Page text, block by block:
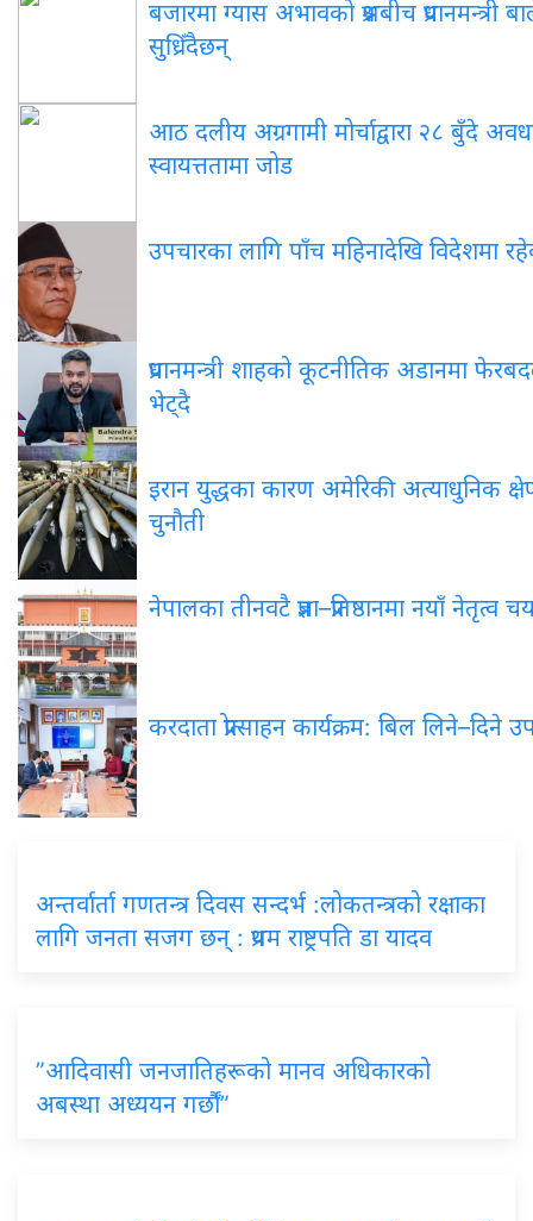
बजारमा ग्यास अभावको प्रश्नबीच
सुध्रिँदैछन्
आठ दलीय अग्रगामी मोर्चाद्वारा २८ बुँदे
स्वायत्ततामा जोड
उपचारका लागि पाँच महिनादेखि विदेशमा
प्रधानमन्त्री शाहको कूटनीतिक अडानमा
भेट्दै
इरान युद्धका कारण अमेरिकी अत्याधुनिक
चुनौती
नेपालका तीनवटै प्रज्ञा–प्रतिष्ठानमा नयाँ नेतृत्व
करदाता प्रोत्साहन कार्यक्रम: बिल
अन्तर्वार्ता गणतन्त्र दिवस सन्दर्भ :लोकतन्त्रको रक्षाका
लागि जनता सजग छन् : प्रथम राष्ट्रपति डा यादव
”आदिवासी जनजातिहरूको मानव अधिकारको
अबस्था अध्ययन गर्छौं”